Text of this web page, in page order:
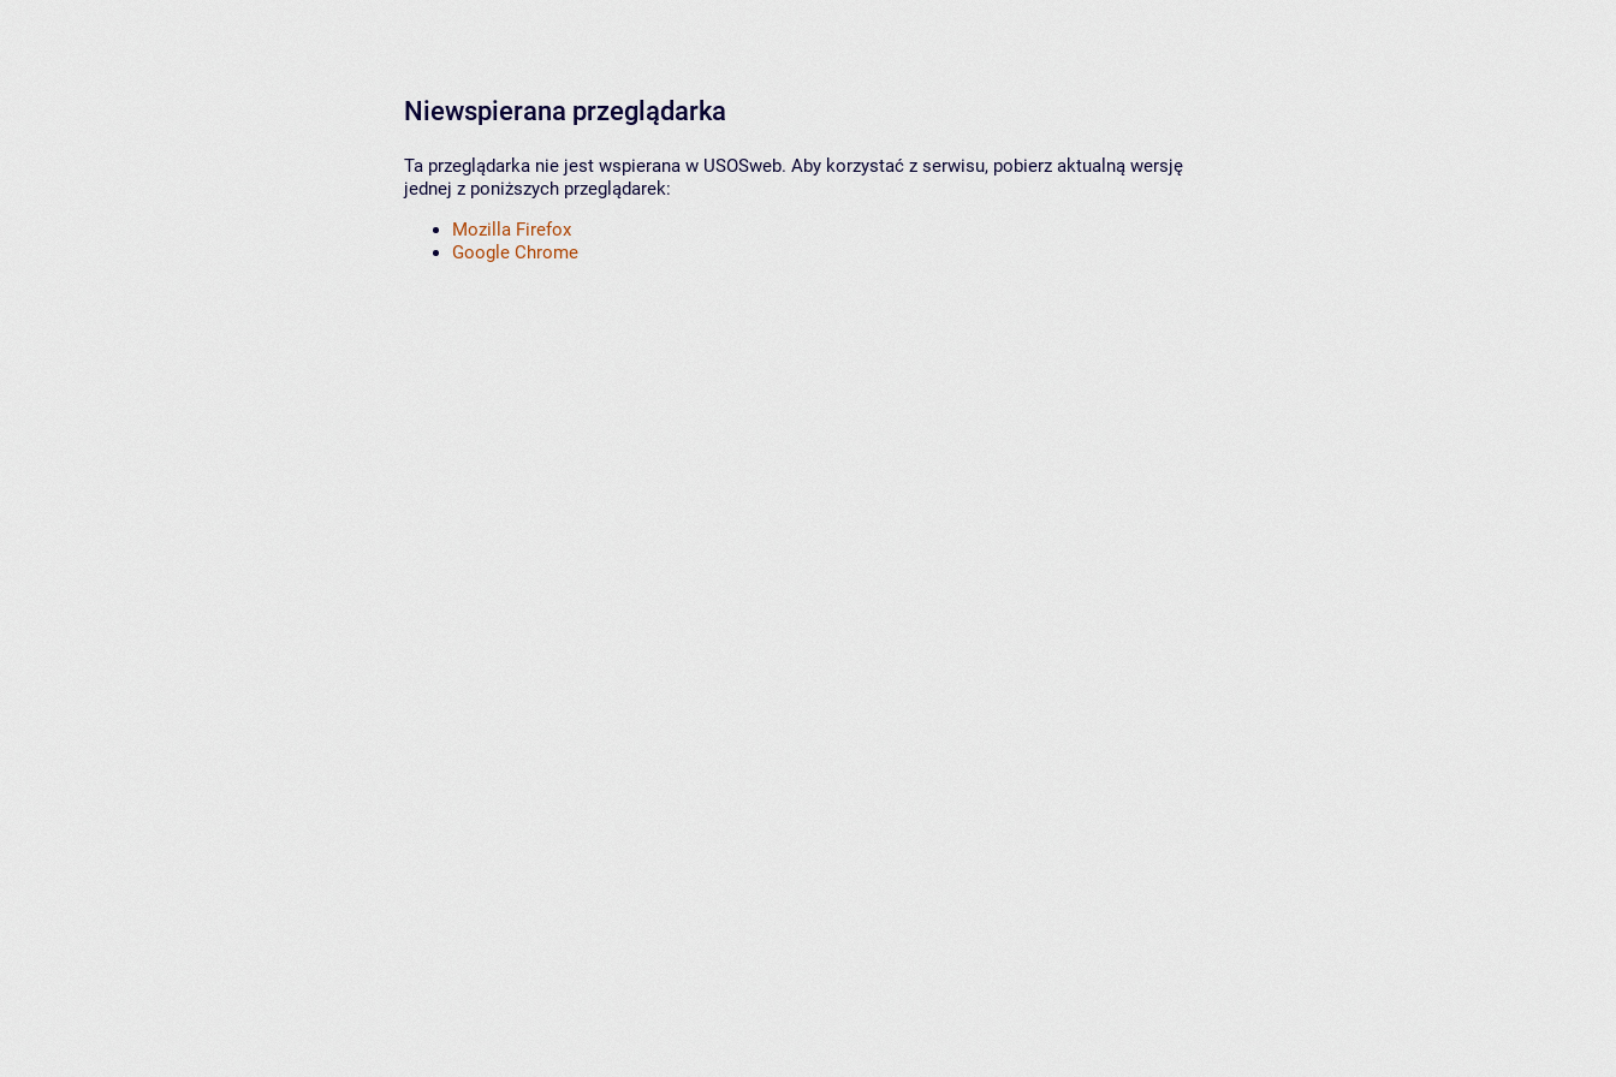
Niewspierana przeglądarka
Ta przeglądarka nie jest wspierana w USOSweb. Aby korzystać z serwisu, pobierz aktualną wersję
jednej z poniższych przeglądarek:
Mozilla Firefox
Google Chrome